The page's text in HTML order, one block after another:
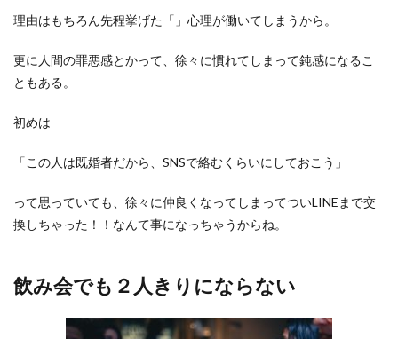
理由はもちろん先程挙げた「」心理が働いてしまうから。
更に人間の罪悪感とかって、徐々に慣れてしまって鈍感になるこ
ともある。
初めは
「この人は既婚者だから、SNSで絡むくらいにしておこう」
って思っていても、徐々に仲良くなってしまってついLINEまで交
換しちゃった！！なんて事になっちゃうからね。
飲み会でも２人きりにならない